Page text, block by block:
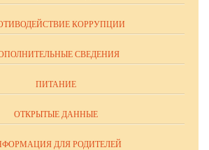
КОРРУПЦИИ
СВЕДЕНИЯ
ПИТАНИЕ
ОТКРЫТЫЕ ДАННЫЕ
ДЛЯ РОДИТЕЛЕЙ